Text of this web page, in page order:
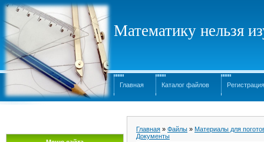
Математику нельзя
Главная Каталог файлов Регистрация
Главная » Файлы » Материалы для
Документы